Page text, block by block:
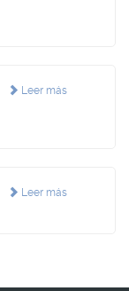
Leer más
Leer más